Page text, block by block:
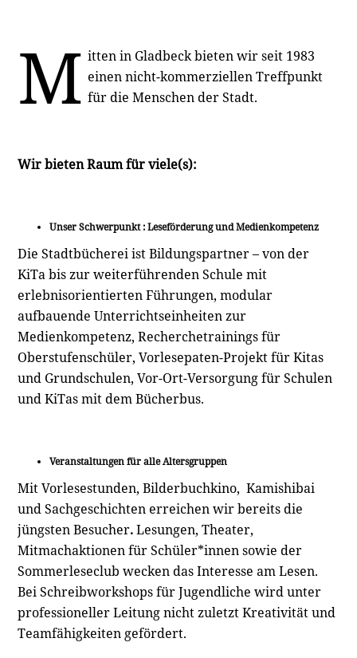
M itten in Gladbeck bieten wir seit 1983
einen nicht-kommerziellen Treffpunkt
für die Menschen der Stadt.
Wir bieten Raum für viele(s):
Unser Schwerpunkt : Leseförderung und Medienkompetenz
Die Stadtbücherei ist Bildungspartner – von der
KiTa bis zur weiterführenden Schule mit
erlebnisorientierten Führungen, modular
aufbauende Unterrichtseinheiten zur
Medienkompetenz, Recherchetrainings für
Oberstufenschüler, Vorlesepaten-Projekt für Kitas
und Grundschulen, Vor-Ort-Versorgung für Schulen
und KiTas mit dem Bücherbus.
Veranstaltungen für alle Altersgruppen
Mit Vorlesestunden, Bilderbuchkino, Kamishibai
und Sachgeschichten erreichen wir bereits die
jüngsten Besucher.Lesungen, Theater,
Mitmachaktionen für Schüler*innen sowie der
Sommerleseclub wecken das Interesse am Lesen.
Bei Schreibworkshops für Jugendliche wird unter
professioneller Leitung nicht zuletzt Kreativität und
Teamfähigkeiten gefördert.